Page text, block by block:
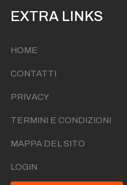
EXTRA LINKS
HOME
CONTATTI
PRIVACY
TERMINI E CONDIZIONI
MAPPA DEL SITO
LOGIN